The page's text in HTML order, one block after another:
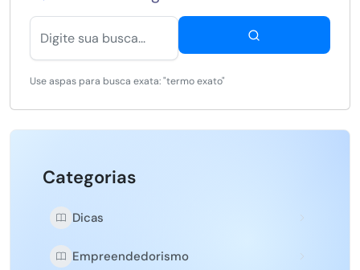
Use aspas para busca exata: "termo exato"
Categorias
Dicas
Empreendedorismo